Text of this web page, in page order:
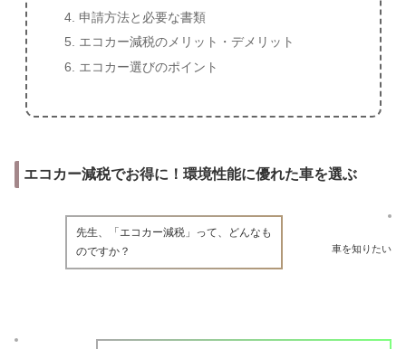
申請方法と必要な書類
エコカー減税のメリット・デメリット
エコカー選びのポイント
エコカー減税でお得に！環境性能に優れた車を選ぶ
車を知りたい
先生、「エコカー減税」って、どんなも
のですか？